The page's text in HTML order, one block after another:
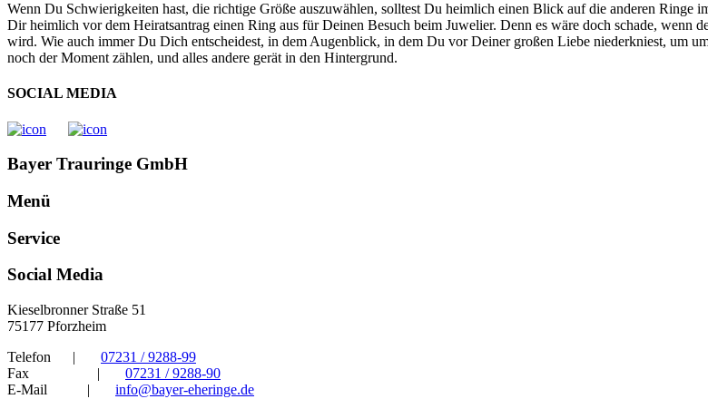
Wenn Du Schwierigkeiten hast, die richtige Größe auszuwählen, solltest Du heimlich einen Blick auf die anderen Ringe
Dir heimlich vor dem Heiratsantrag einen Ring aus für Deinen Besuch beim Juwelier. Denn es wäre doch schade, wenn
wird. Wie auch immer Du Dich entscheidest, in dem Augenblick, in dem Du vor Deiner großen Liebe niederkniest, um
noch der Moment zählen, und alles andere gerät in den Hintergrund.
SOCIAL MEDIA
Bayer Trauringe GmbH
Menü
Service
Social Media
Kieselbronner Straße 51
75177 Pforzheim
Telefon
|
07231 / 9288-99
Fax
|
07231 / 9288-90
E-Mail
|
info@bayer-eheringe.de